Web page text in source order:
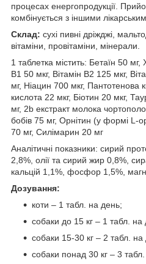
процесах енергопродукції.
комбінується з іншими
Склад: сухі пивні дріжджі,
вітаміни, провітаміни, мінерали.
1 таблетка містить: Бетаїн 50 мг,
В1 50 мкг, Вітамін В2 125 мкг,
мг, Ніацин 700 мкг, Пантотенова
кислота 22 мкг, Біотин 20 мкг,
мг, 2b екстракт молока
бобів 75 мг, Орнітин (у формі L-
70 мг, Силімарин 20 мг
Аналітичні показники: сирий
2,8%, олії та сирий жир 0,8%,
кальцій 1,1%, фосфор 1,5%,
Дозування:
коти – 1 табл. на день;
собаки до 15 кг – 1 табл. на
собаки 15-30 кг – 2 табл. на
собаки понад 30 кг – 3